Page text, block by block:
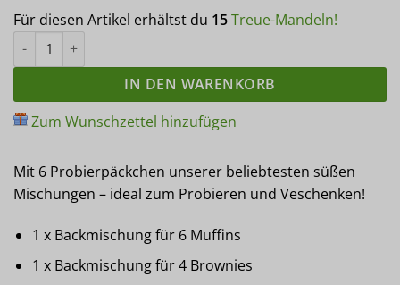
Für diesen Artikel erhältst du 15Treue-Mandeln!
LOW CARB PROBIERBOX 2: Unsere beliebtesten Süssen
IN DEN WARENKORB
Zum Wunschzettel hinzufügen
Mit 6 Probierpäckchen unserer beliebtesten süßen
Mischungen – ideal zum Probieren und Veschenken!
1 x Backmischung für 6 Muffins
1 x Backmischung für 4 Brownies